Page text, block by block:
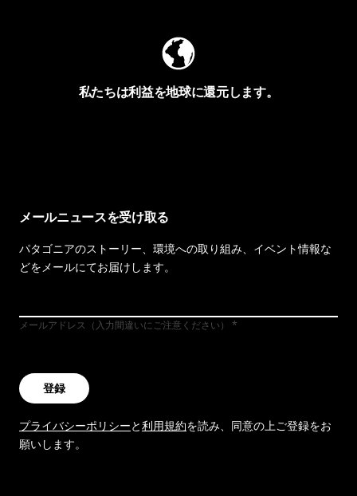
私たちは利益を地球に還元します。
メールニュースを受け取る
パタゴニアのストーリー、環境への取り組み、イベント情報な
どをメールにてお届けします。
メールアドレス（入力間違いにご注意ください）
登録
プライバシーポリシーと利用規約を読み、同意の上ご登録をお
願いします。